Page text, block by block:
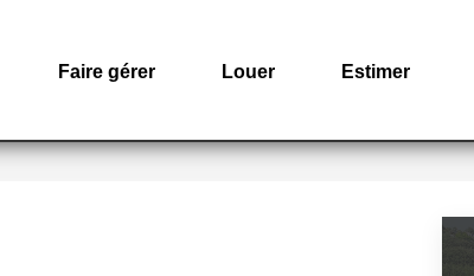
Faire gérer Louer Estimer